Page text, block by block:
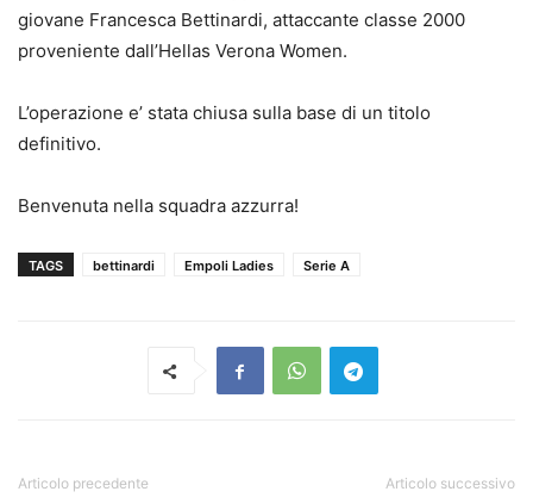
giovane Francesca Bettinardi, attaccante classe 2000
proveniente dall’Hellas Verona Women.
L’operazione e’ stata chiusa sulla base di un titolo
definitivo.
Benvenuta nella squadra azzurra!
TAGS bettinardi Empoli Ladies Serie A
Articolo precedente Articolo successivo